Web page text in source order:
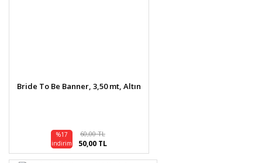
Bride To Be Banner, 3,50 mt, Altın
%17
indirim
60,00 TL
50,00 TL